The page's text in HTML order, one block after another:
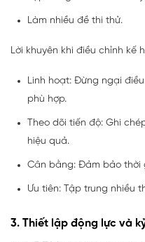
Làm nhiều đề thi thử.
Lời khuyên khi điều chỉnh kế
Linh hoạt: Đừng ngại
phù hợp.
Theo dõi tiến độ: Ghi
hiệu quả.
Cân bằng: Đảm bảo thời
Ưu tiên: Tập trung nhiều
3. Thiết lập động lực và